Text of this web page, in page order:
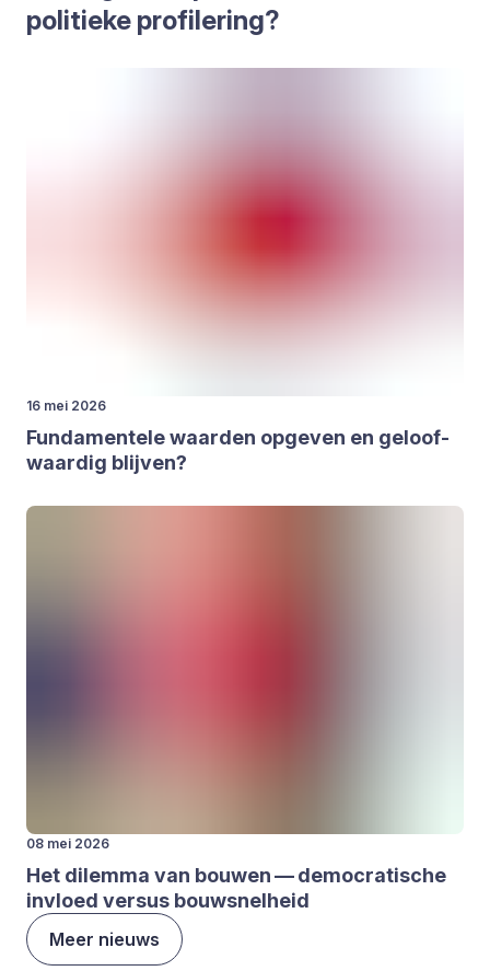
poli­tie­ke pro­fi­le­ring?
16 mei 2026
Fun­da­men­te­le waar­den opge­ven en geloof­
waar­dig blij­ven?
08 mei 2026
Het dilem­ma van bou­wen — demo­cra­ti­sche
invloed ver­sus bouw­snel­heid
Meer nieuws